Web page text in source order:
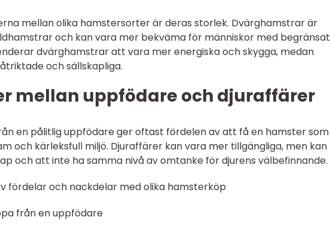
mellan olika hamstersorter är deras storlek. Dvärghamstrar är
och kan vara mer bekväma för människor med begränsat
dvärghamstrar att vara mer energiska och skygga, medan
och sällskapliga.
mellan uppfödare och djuraffärer
en pålitlig uppfödare ger oftast fördelen av att få en hamster som
och kärleksfull miljö. Djuraffärer kan vara mer tillgängliga, men kan
och att inte ha samma nivå av omtanke för djurens välbefinnande.
fördelar och nackdelar med olika hamsterköp
från en uppfödare